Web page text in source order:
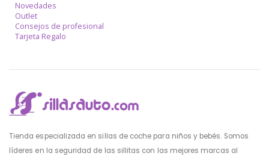
Novedades
Outlet
Consejos de profesional
Tarjeta Regalo
Tienda especializada en sillas de coche para niños y bebés. Somos
líderes en la seguridad de las sillitas con las mejores marcas al